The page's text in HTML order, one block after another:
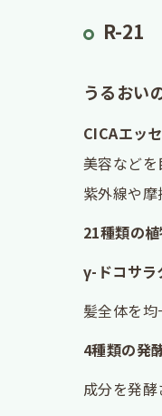
R-21
うるおい
CICAエッ
美容などを
紫外線や
21種類の
γ-ドコサラ
髪全体を均
4種類の発
成分を発